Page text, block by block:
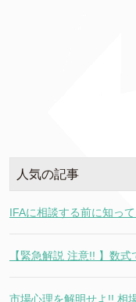
人気の記事
IFAに相談する前に知っ
【緊急解説 注意!! 】数
市場心理を解明せよ!! 相